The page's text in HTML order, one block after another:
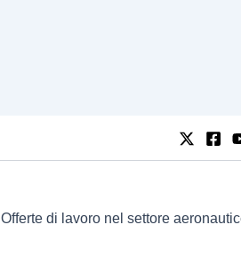
Offerte di lavoro nel settore